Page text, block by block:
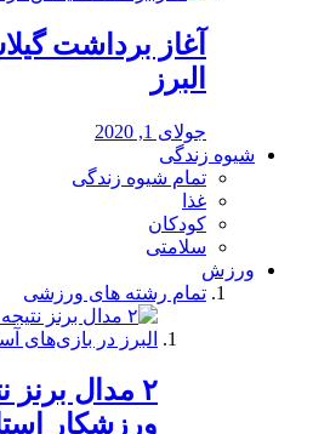
آغاز برداشت
البرز
جولای 1, 2020
شیوه زندگی
تمام شیوه زندگی
غذا
کودکان
سلامتی
ورزش
تمام رشته های ورزشی
ورزشکار